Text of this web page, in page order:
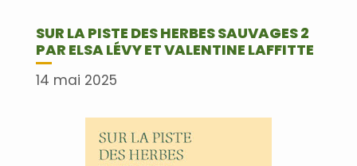
SUR LA PISTE DES HERBES SAUVAGES 2
PAR ELSA LÉVY ET VALENTINE LAFFITTE
14 mai 2025